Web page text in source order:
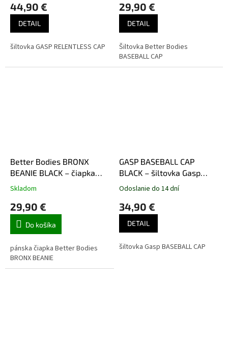
44,90 €
DETAIL
šiltovka GASP RELENTLESS CAP
29,90 €
DETAIL
Šiltovka Better Bodies
BASEBALL CAP
Better Bodies BRONX
BEANIE BLACK – čiapka
Better Bodies čierna
Skladom
29,90 €
Do košíka
pánska čiapka Better Bodies
BRONX BEANIE
GASP BASEBALL CAP
BLACK – šiltovka Gasp
čierna
Odoslanie do 14 dní
34,90 €
DETAIL
šiltovka Gasp BASEBALL CAP